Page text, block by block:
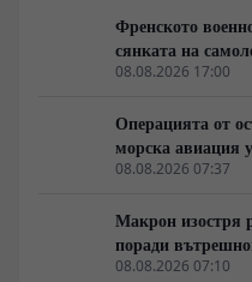
Френското
сянката на
08.08.2026 17:00
Операцията от
морска авиация
08.08.2026 07:37
Макрон изостря
поради
позиции в Африка
08.08.2026 07:10